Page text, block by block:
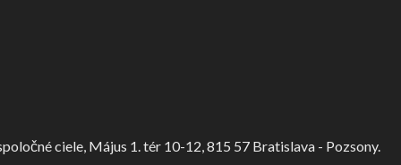
ciele, Május 1. tér 10-12, 815 57 Bratislava - Pozsony.